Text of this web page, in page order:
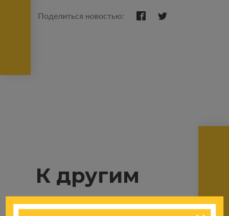
Поделиться новостью:
К другим
новостям